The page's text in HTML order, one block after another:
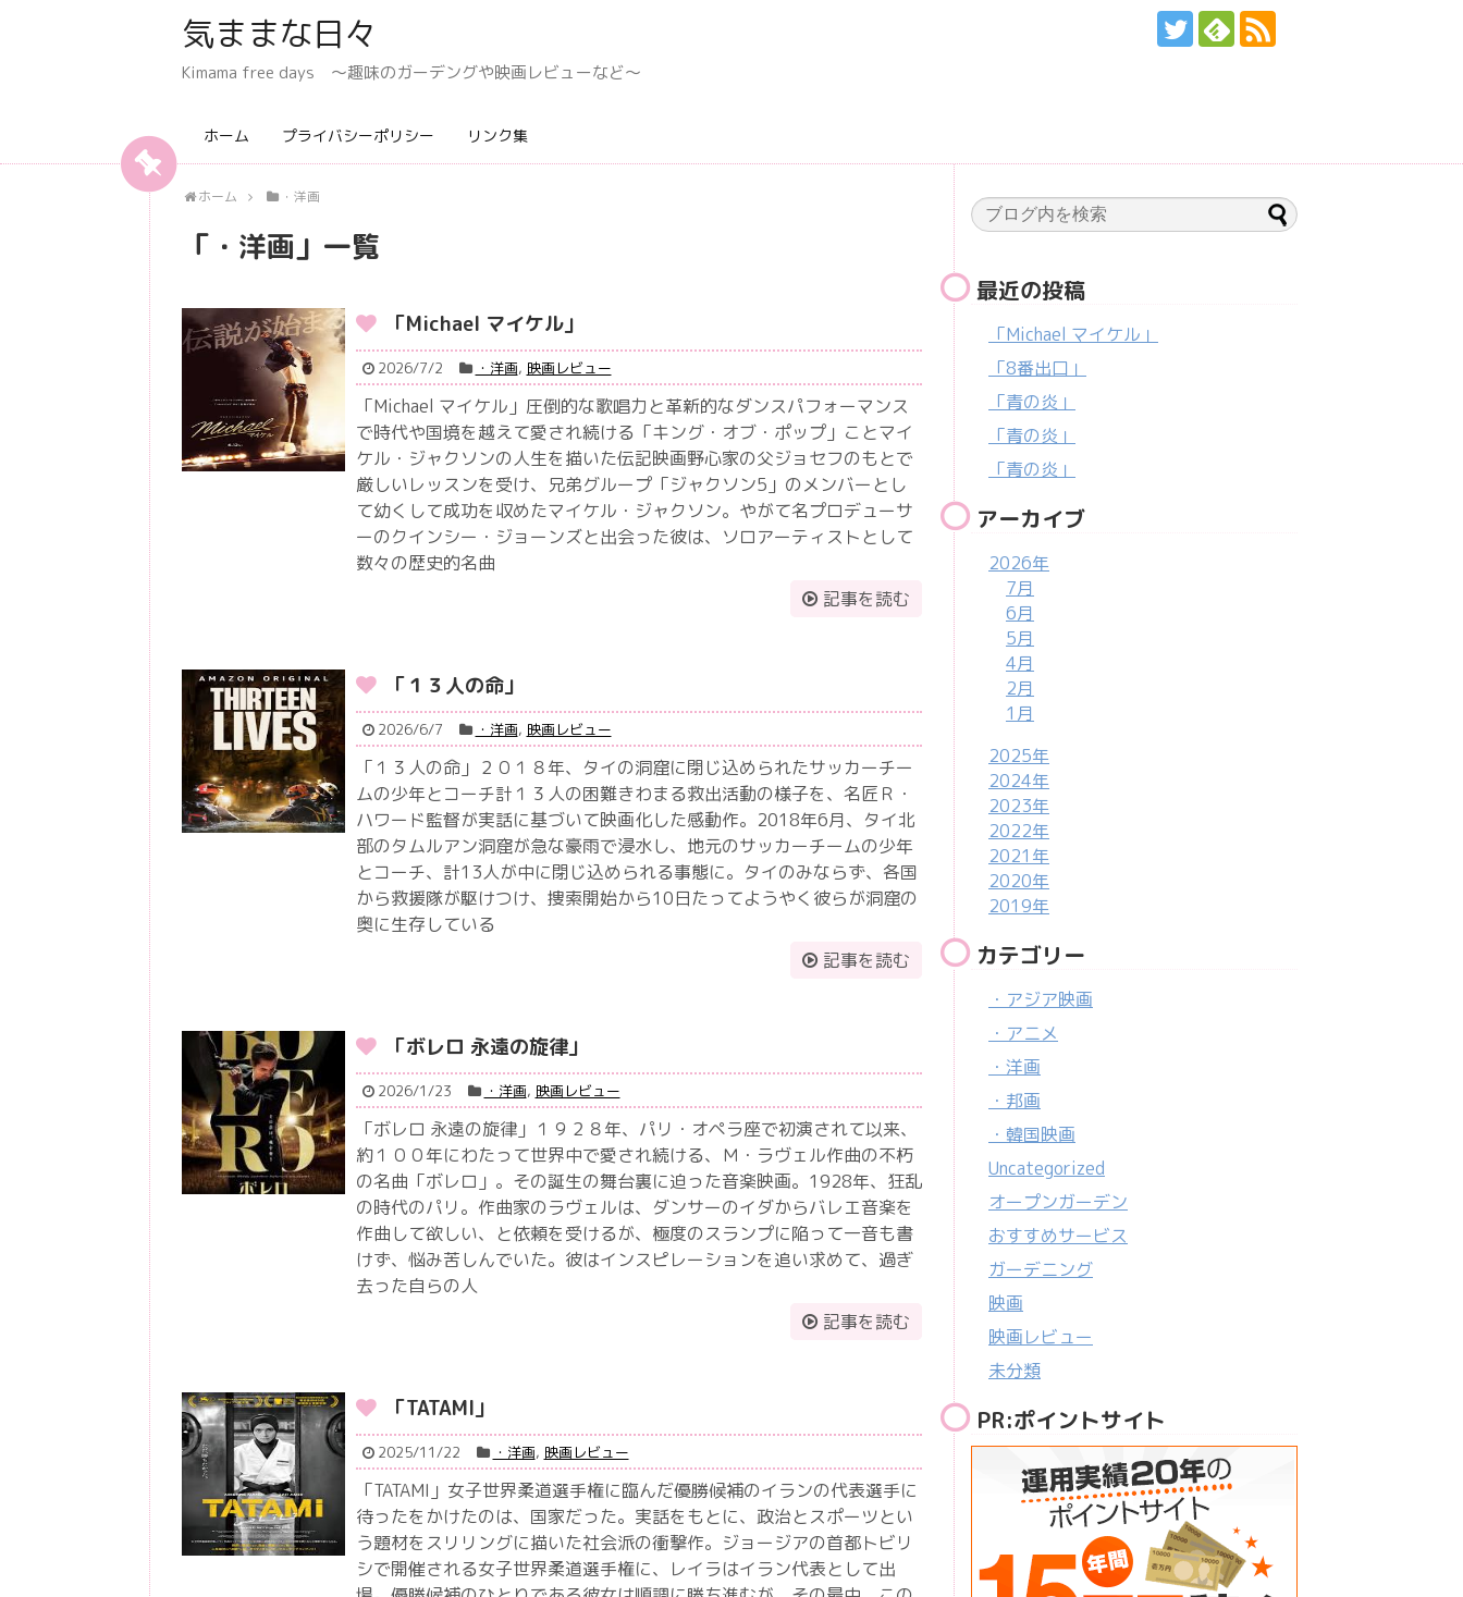
気ままな日々
Kimama free days 〜趣味のガーデングや映画レビューなど〜
ホーム プライバシーポリシー リンク集
ホーム ・洋画
「 ・洋画 」 一覧
「Michael マイケル」
2026/7/2 ・洋画, 映画レビュー
「Michael マイケル」圧倒的な歌唱力と革新的なダンスパフォーマンス
で時代や国境を越えて愛され続ける「キング・オブ・ポップ」ことマイ
ケル・ジャクソンの人生を描いた伝記映画野心家の父ジョセフのもとで
厳しいレッスンを受け、兄弟グループ「ジャクソン5」のメンバーとし
て幼くして成功を収めたマイケル・ジャクソン。やがて名プロデューサ
ーのクインシー・ジョーンズと出会った彼は、ソロアーティストとして
数々の歴史的名曲
記事を読む
「１３人の命」
2026/6/7 ・洋画, 映画レビュー
「１３人の命」２０１８年、タイの洞窟に閉じ込められたサッカーチー
ムの少年とコーチ計１３人の困難きわまる救出活動の様子を、名匠Ｒ・
ハワード監督が実話に基づいて映画化した感動作。2018年6月、タイ北
部のタムルアン洞窟が急な豪雨で浸水し、地元のサッカーチームの少年
とコーチ、計13人が中に閉じ込められる事態に。タイのみならず、各国
から救援隊が駆けつけ、捜索開始から10日たってようやく彼らが洞窟の
奥に生存している
記事を読む
「ボレロ 永遠の旋律」
2026/1/23 ・洋画, 映画レビュー
「ボレロ 永遠の旋律」１９２８年、パリ・オペラ座で初演されて以来、
約１００年にわたって世界中で愛され続ける、Ｍ・ラヴェル作曲の不朽
の名曲「ボレロ」。その誕生の舞台裏に迫った音楽映画。1928年、狂乱
の時代のパリ。作曲家のラヴェルは、ダンサーのイダからバレエ音楽を
作曲して欲しい、と依頼を受けるが、極度のスランプに陥って一音も書
けず、悩み苦しんでいた。彼はインスピレーションを追い求めて、過ぎ
去った自らの人
記事を読む
「TATAMI」
2025/11/22 ・洋画, 映画レビュー
「TATAMI」女子世界柔道選手権に臨んだ優勝候補のイランの代表選手に
待ったをかけたのは、国家だった。実話をもとに、政治とスポーツとい
う題材をスリリングに描いた社会派の衝撃作。ジョージアの首都トビリ
シで開催される女子世界柔道選手権に、レイラはイラン代表として出
最近の投稿
「Michael マイケル」
「8番出口」
「青の炎」
「青の炎」
「青の炎」
アーカイブ
2026年
7月
6月
5月
4月
2月
1月
2025年
2024年
2023年
2022年
2021年
2020年
2019年
カテゴリー
・アジア映画
・アニメ
・洋画
・邦画
・韓国映画
Uncategorized
オープンガーデン
おすすめサービス
ガーデニング
映画
映画レビュー
未分類
PR:ポイントサイト